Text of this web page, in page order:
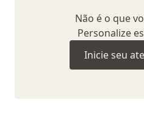
Não é o que
Personalize
Inicie seu